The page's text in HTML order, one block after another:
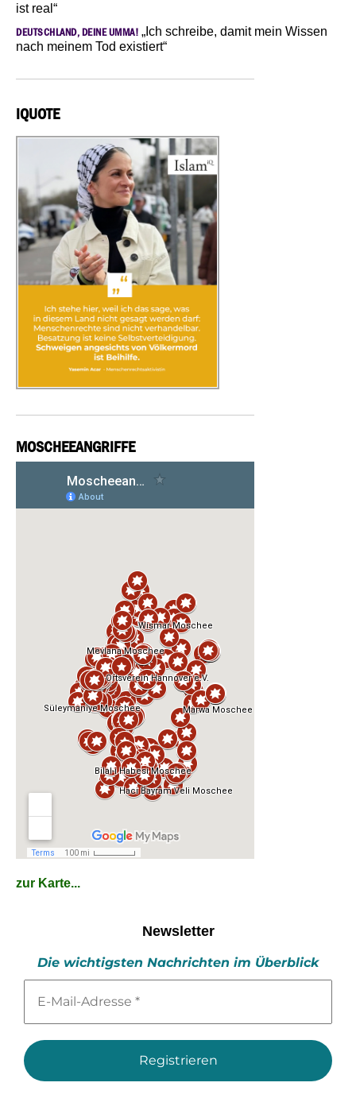
ist real“
DEUTSCHLAND, DEINE UMMA! „Ich schreibe, damit mein Wissen
nach meinem Tod existiert“
IQUOTE
MOSCHEEANGRIFFE
zur Karte...
Newsletter
Die wichtigsten Nachrichten im Überblick
Mail-
*